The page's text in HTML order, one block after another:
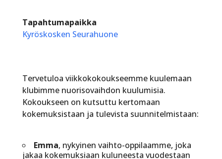
Tapahtumapaikka
Kyröskosken Seurahuone
Tervetuloa viikkokokoukseemme kuulemaan
klubimme nuorisovaihdon kuulumisia.
Kokoukseen on kutsuttu kertomaan
kokemuksistaan ja tulevista suunnitelmistaan:
Emma, nykyinen vaihto-oppilaamme, joka
jakaa kokemuksiaan kuluneesta vuodestaan